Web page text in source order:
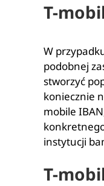
T-
W
podobnej
stworzyć
koniecznie
mobile
instytucji
T-